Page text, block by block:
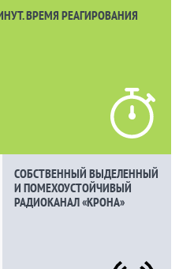
ВРЕМЯ РЕАГИРОВАНИЯ
СОБСТВЕННЫЙ ВЫДЕЛЕННЫЙ
И ПОМЕХОУСТОЙЧИВЫЙ
РАДИОКАНАЛ «КРОНА»